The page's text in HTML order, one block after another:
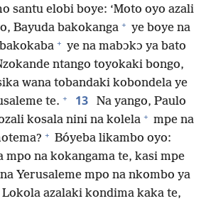
santu elobi boye: ‘Moto oyo azali
Bayuda bakokanga + ye boye na
+ ye na mabɔkɔ ya bato
ntango toyokaki bongo,
wana tobandaki kobondela ye
te. + 13
Na yango, Paulo
kosala nini na kolela + mpe na
+ Bóyeba likambo oyo:
mpo na kokangama te, kasi mpe
na Yerusaleme mpo na nkombo ya
Lokola azalaki kondima kaka te,